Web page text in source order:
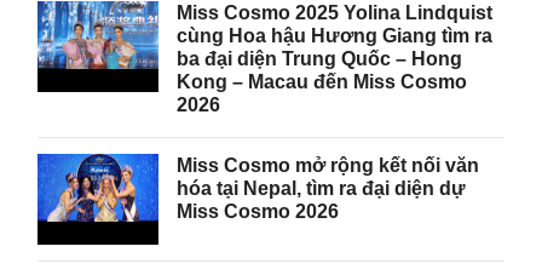
Miss Cosmo 2025 Yolina Lindquist
cùng Hoa hậu Hương Giang tìm ra
ba đại diện Trung Quốc – Hong
Kong – Macau đến Miss Cosmo
2026
Miss Cosmo mở rộng kết nối văn
hóa tại Nepal, tìm ra đại diện dự
Miss Cosmo 2026